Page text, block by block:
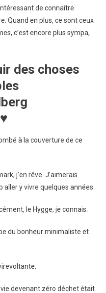
de connaître
Quand en plus, ce sont ceux
c’est encore plus sympa,
des choses
à la couverture de ce
j’en rêve. J’aimerais
aller y vivre quelques années.
le Hygge, je connais.
du bonheur minimaliste et
devenant zéro déchet était